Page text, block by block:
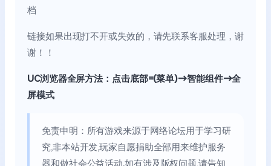
档
链接如果出现打不开或失效的，请先联系客服处理，谢
谢！！
UC浏览器全屏方法：点击底部=(菜单)→智能组件→全
屏模式
免责申明：所有游戏来源于网络论坛用于学习研
究,非本站开发,玩家自愿捐助全部用来维护服务
器和做社会公益活动.如有涉及版权问题,请告知